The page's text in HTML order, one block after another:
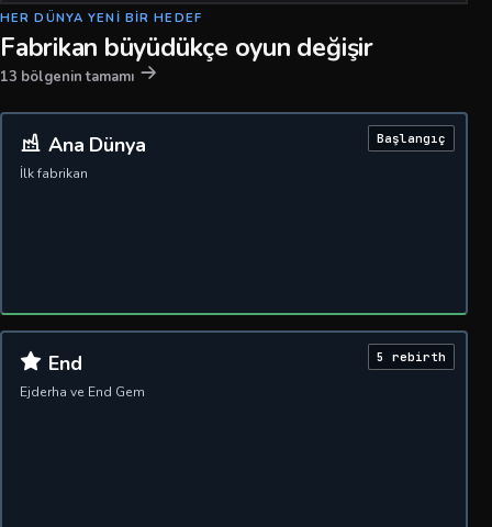
HER DÜNYA YENI BIR HEDEF
Fabrikan büyüdükçe oyun değişir
13 bölgenin tamamı
Başlangıç
Ana Dünya
İlk fabrikan
5 rebirth
End
Ejderha ve End Gem